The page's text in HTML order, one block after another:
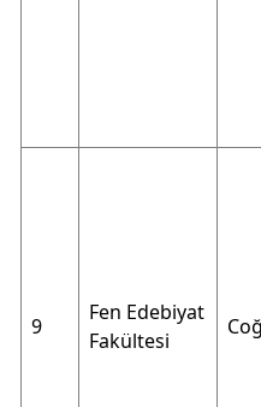
9
Fen Edebiyat
Fakültesi